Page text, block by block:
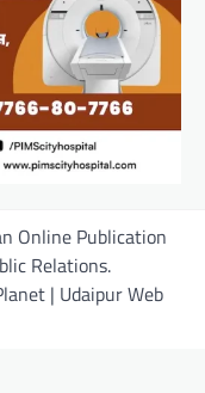
Online Publication
Relations.
| Udaipur Web